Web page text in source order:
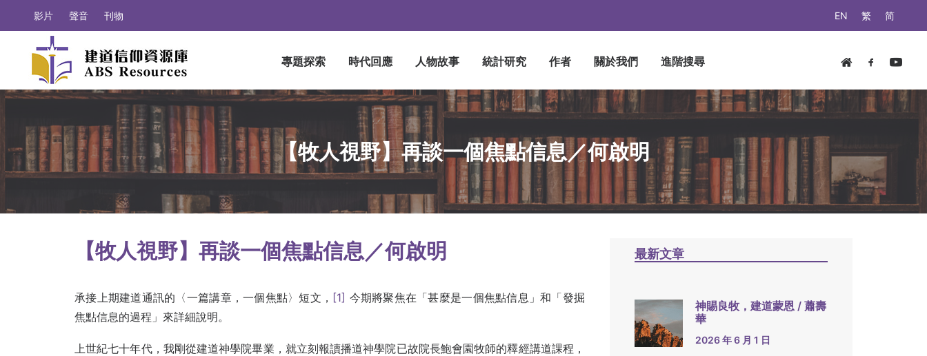
EN 繁 简
影片 聲音 刊物
專題探索 時代回應 人物故事 統計研究 作者 關於我們 進階搜尋
【牧人視野】再談一個焦點信息／何啟明
【牧人視野】再談一個焦點信息／何啟明
承接上期建道通訊的〈一篇講章，一個焦點〉短文， [1] 今期將聚焦在「甚麼是一個焦點信息」和「發掘
焦點信息的過程」來詳細說明。
上世紀七十年代，我剛從建道神學院畢業，就立刻報讀播道神學院已故院長鮑會園牧師的釋經講道課程，
最新文章
神賜良牧，建道蒙恩 / 蕭壽
華
2026 年 6 月 1 日